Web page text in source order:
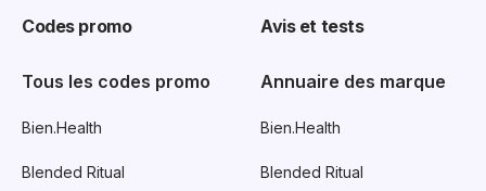
Codes promo
Tous les codes promo
Bien.Health
Blended Ritual
Avis et tests
Annuaire des marque
Bien.Health
Blended Ritual